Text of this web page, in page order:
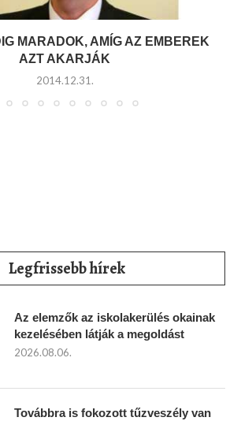
MARADOK, AMÍG AZ EMBEREK
AZT AKARJÁK
2014.12.31.
Legfrissebb hírek
Az elemzők az iskolakerülés okainak
kezelésében látják a megoldást
2026.08.06.
Továbbra is fokozott tűzveszély van